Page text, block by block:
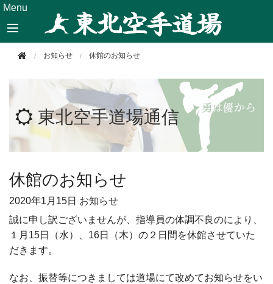
Menu
お知らせ 休館のお知らせ
東北空手道場通信
休館のお知らせ
2020年1月15日 お知らせ
誠に申し訳ございませんが、指導員の体調不良のにより、
１月15日（水）、16日（木）の２日間を休館させていた
だきます。
なお、振替等につきましては道場にて改めてお知らせをい